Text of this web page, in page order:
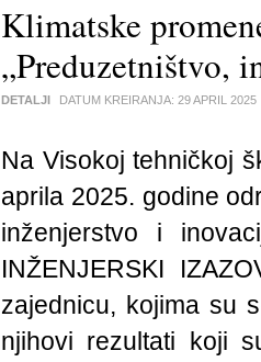
Klimatske
„Preduzetništvo,
DETALJI DATUM KREIRANJA: 29 APRIL 2025
Na Visokoj tehničkoj
aprila 2025. godine
inženjerstvo i
INŽENJERSKI
zajednicu, kojima su
njihovi rezultati koji